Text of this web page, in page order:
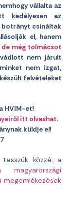
vállalta az
kedélyesen az
csináltak
el, hanem
de még tolmácsot
nem járult
nem izgat,
felvételeket
HVIM-et!
itt olvashat.
küldje el!
közzé: a